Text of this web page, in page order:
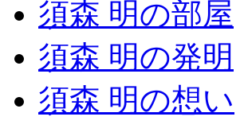
須森 明の部屋
須森 明の発明
須森 明の想い